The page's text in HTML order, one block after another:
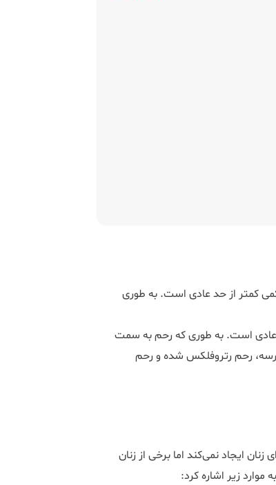
کمتر از حد عادی است. به طوری
عادی است. به طوری که رحم به سمت
رحم رتروفلکس شده و رحم
ایجاد نمی‌کند اما برخی از زنان